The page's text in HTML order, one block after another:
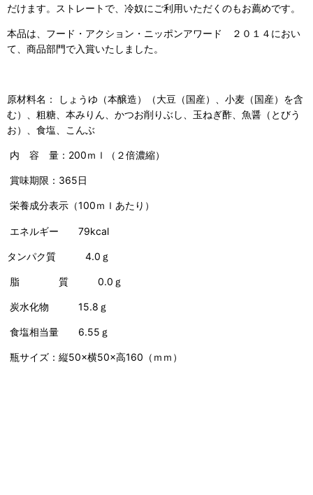
だけます。
ストレートで、冷奴にご利用いただくのもお薦めです。
本品は、フード・アクション・ニッポンアワード ２０１４におい
て、商品部門で入賞いたしました。
原材料名： しょうゆ（本醸造）（大豆（国産）、小麦（国産）を含
む）、粗糖、本みりん、かつお削りぶし、玉ねぎ酢、魚醤（とびう
お）、食塩、こんぶ
内 容 量：200ｍｌ（２倍濃縮）
賞味期限：365日
栄養成分表示（100ｍｌあたり）
エネルギー 79kcal
タンパク質 4.0ｇ
脂 質 0.0ｇ
炭水化物 15.8ｇ
食塩相当量 6.55ｇ
瓶サイズ：縦50×横50×高160（ｍｍ）